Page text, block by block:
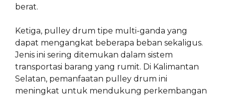
berat.
Ketiga, pulley drum tipe multi-ganda yang
dapat mengangkat beberapa beban sekaligus.
Jenis ini sering ditemukan dalam sistem
transportasi barang yang rumit. Di Kalimantan
Selatan, pemanfaatan pulley drum ini
meningkat untuk mendukung perkembangan